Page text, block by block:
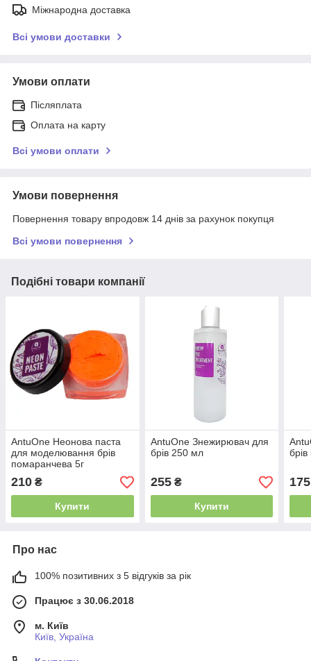
Міжнародна доставка
Всі умови доставки
Умови оплати
Післяплата
Оплата на карту
Всі умови оплати
Умови повернення
Повернення товару впродовж 14 днів за рахунок покупця
Всі умови повернення
Подібні товари компанії
AntuOne Неонова паста
для моделювання брів
помаранчева 5г
210 ₴
Купити
AntuOne Знежирювач для
брів 250 мл
255₴
Купити
175
Про нас
100% позитивних з 5 відгуків за рік
Працює з 30.06.2018
м. Київ
Київ, Україна